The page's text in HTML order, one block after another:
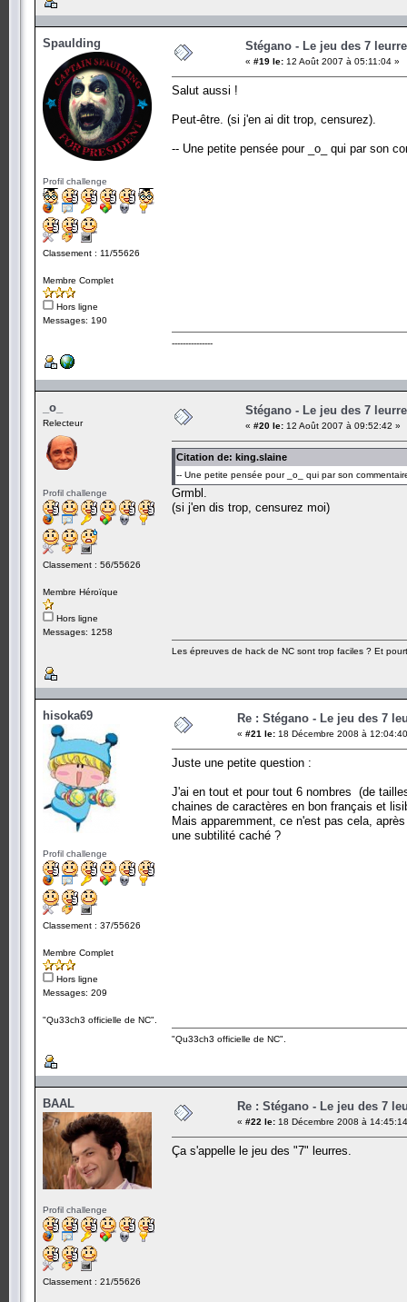
Spaulding
Profil challenge
Classement : 11/55626
Membre Complet
Hors ligne
Messages: 190
Stégano - Le jeu des 7
« #19 le: 12 Août 2007 à 05:11:04 »
Salut aussi !
Peut-être. (si j'en ai dit trop, censurez).
-- Une petite pensée pour _o_ qui par son
---------------
_o_
Relecteur
Profil challenge
Classement : 56/55626
Membre Héroïque
Hors ligne
Messages: 1258
Stégano - Le jeu des 7
« #20 le: 12 Août 2007 à 09:52:42 »
Citation de: king.slaine
-- Une petite pensée pour _o_ qui par son
Grmbl.
(si j'en dis trop, censurez moi)
Les épreuves de hack de NC sont trop faciles ? Et
hisoka69
Profil challenge
Classement : 37/55626
Membre Complet
Hors ligne
Messages: 209
"Qu33ch3 officielle de NC".
Re : Stégano - Le jeu des 7
« #21 le: 18 Décembre 2008 à
Juste une petite question :
J'ai en tout et pour tout 6 nombres (de
chaines de caractères en bon français et
Mais apparemment, ce n'est pas cela,
une subtilité caché ?
"Qu33ch3 officielle de NC".
BAAL
Profil challenge
Classement : 21/55626
Re : Stégano - Le jeu des 7
« #22 le: 18 Décembre 2008 à
Ça s'appelle le jeu des "7" leurres.